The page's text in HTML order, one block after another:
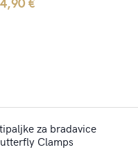
za bradavice
Clamps